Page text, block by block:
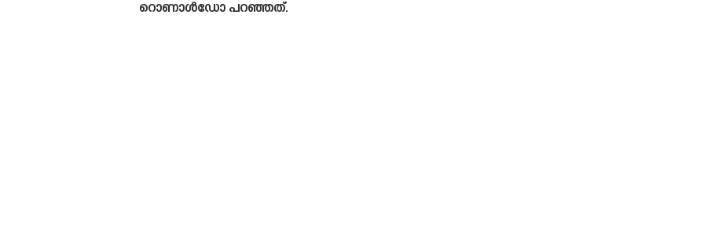
റൊണാൾഡോ പറഞ്ഞത്.